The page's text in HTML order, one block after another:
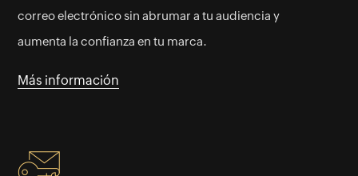
correo electrónico sin abrumar a tu audiencia y
aumenta la confianza en tu marca.
Más información